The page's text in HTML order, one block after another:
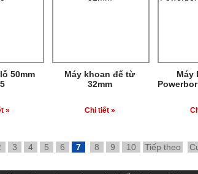
50mm
»
Máy khoan đế từ
32mm
Chi tiết »
Máy
3 4 5 6 7 8 9 10 Tiếp theo